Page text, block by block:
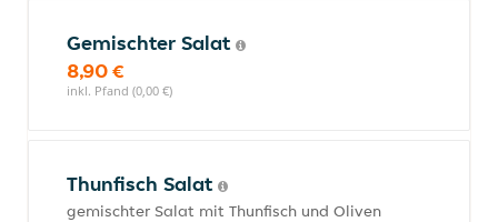
Gemischter Salat
8,90 €
inkl. Pfand (0,00 €)
Thunfisch Salat
gemischter Salat mit Thunfisch und Oliven